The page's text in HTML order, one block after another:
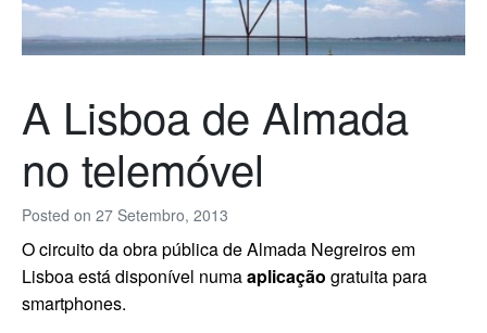
Posted on 27 Setembro, 2013
A Lisboa de Almada
no telemóvel
O circuito da obra pública de Almada Negreiros em
Lisboa está disponível numaaplicação gratuita para
smartphones.